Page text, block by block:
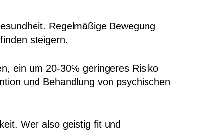
Regelmäßige Bewegung
steigern.
ein um 20-30% geringeres Risiko
und Behandlung von psychischen
Wer also geistig fit und